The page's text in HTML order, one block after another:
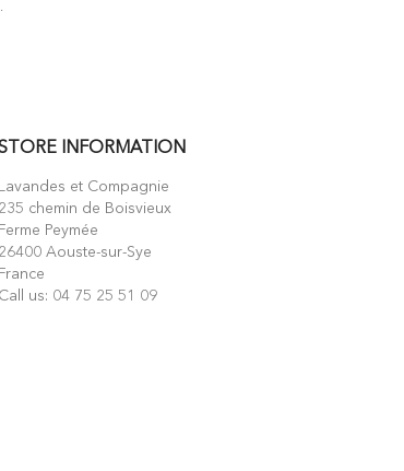
INFORMATION
Lavandes et Compagnie
235 chemin de Boisvieux
Ferme Peymée
26400 Aouste-sur-Sye
France
Call us: 04 75 25 51 09